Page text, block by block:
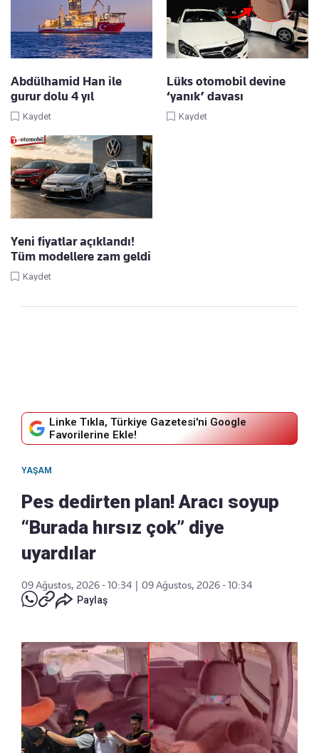
Abdülhamid Han ile
gurur dolu 4 yıl
Kaydet
Lüks otomobil devine
‘yanık’ davası
Kaydet
Yeni fiyatlar açıklandı!
Tüm modellere zam geldi
Kaydet
Linke Tıkla, Türkiye Gazetesi'ni Google
Favorilerine Ekle!
YAŞAM
Pes dedirten plan! Aracı soyup
“Burada hırsız çok” diye
uyardılar
09 Ağustos, 2026 - 10:34
09 Ağustos, 2026 - 10:34
Paylaş